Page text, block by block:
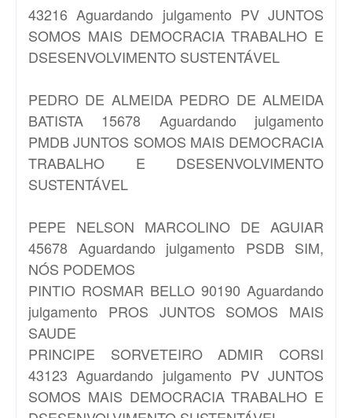
43216 Aguardando julgamento PV JUNTOS
SOMOS MAIS DEMOCRACIA TRABALHO E
DSESENVOLVIMENTO SUSTENTÁVEL
PEDRO DE ALMEIDAPEDRO DE ALMEIDA
BATISTA 15678 Aguardando julgamento
PMDB JUNTOS SOMOS MAIS DEMOCRACIA
TRABALHO E DSESENVOLVIMENTO
SUSTENTÁVEL
PEPE NELSON MARCOLINO DE AGUIAR
45678 Aguardando julgamento PSDB SIM,
NÓS PODEMOS
PINTIO ROSMAR BELLO 90190 Aguardando
julgamento PROS JUNTOS SOMOS MAIS
SAUDE
PRINCIPE SORVETEIROADMIR CORSI
43123 Aguardando julgamento PV JUNTOS
SOMOS MAIS DEMOCRACIA TRABALHO E